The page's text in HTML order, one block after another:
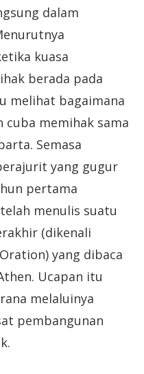
dalam
kuasa
berada pada
melihat bagaimana
cuba memihak sama
Semasa
yang gugur
pertama
menulis suatu
(dikenali
yang dibaca
Ucapan itu
melaluinya
pembangunan